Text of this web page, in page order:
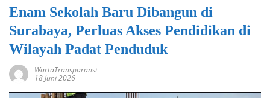
Enam Sekolah Baru Dibangun di
Surabaya, Perluas Akses Pendidikan di
Wilayah Padat Penduduk
WartaTransparansi
18 Juni 2026